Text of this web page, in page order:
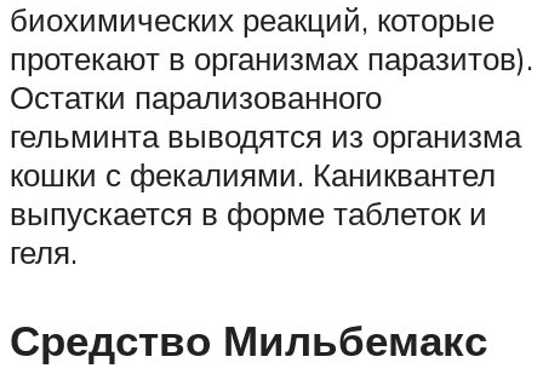
биохимических реакций, которые
протекают в организмах паразитов).
Остатки парализованного
гельминта выводятся из организма
кошки с фекалиями. Каниквантел
выпускается в форме таблеток и
геля.
Средство Мильбемакс